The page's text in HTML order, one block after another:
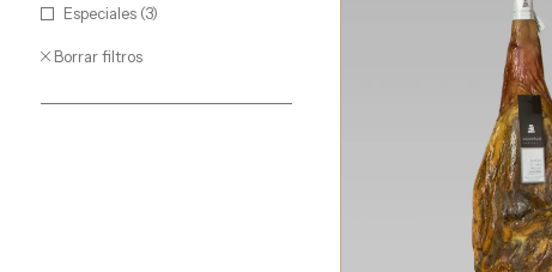
Especiales (3)
Borrar filtros